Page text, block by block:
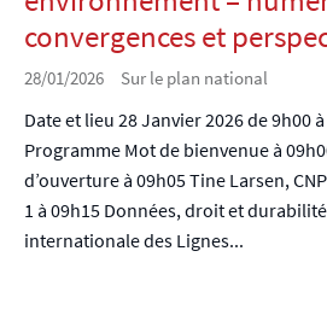
convergences et
28/01/2026 Sur le plan national
Date et lieu 28 Janvier 2026 de 9h00 à
Programme Mot de bienvenue à
d’ouverture à 09h05 Tine Larsen,
1 à 09h15 Données, droit et
internationale des Lignes...